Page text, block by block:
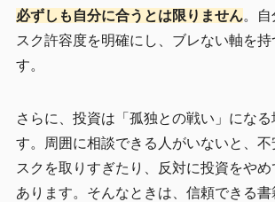
必ずしも自分に合うとは限りません。自
スク許容度を明確にし、ブレない軸を
す。
さらに、投資は「孤独との戦い」になる
す。周囲に相談できる人がいないと、不
スクを取りすぎたり、反対に投資をや
あります。そんなときは、信頼できる